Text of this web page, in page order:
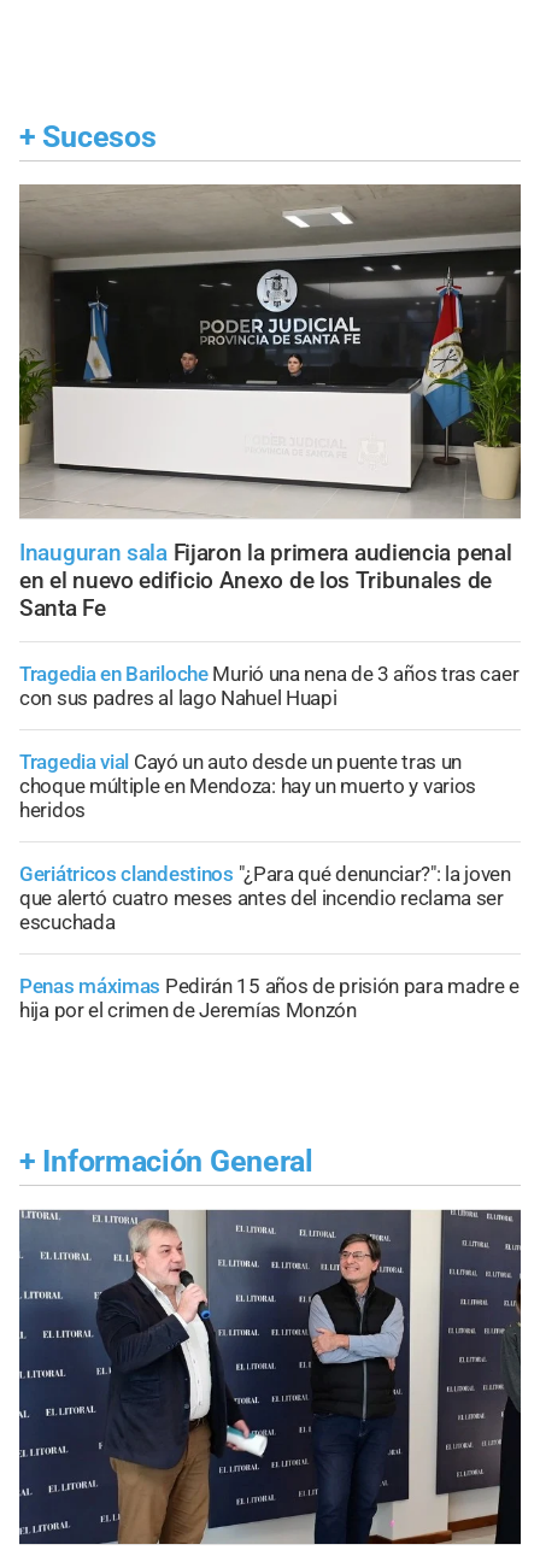
+ Sucesos
Inauguran sala Fijaron la primera audiencia penal
en el nuevo edificio Anexo de los Tribunales de
Santa Fe
Tragedia en Bariloche Murió una nena de 3 años tras caer
con sus padres al lago Nahuel Huapi
Tragedia vial Cayó un auto desde un puente tras un
choque múltiple en Mendoza: hay un muerto y varios
heridos
Geriátricos clandestinos "¿Para qué denunciar?": la joven
que alertó cuatro meses antes del incendio reclama ser
escuchada
Penas máximas Pedirán 15 años de prisión para madre e
hija por el crimen de Jeremías Monzón
+ Información General